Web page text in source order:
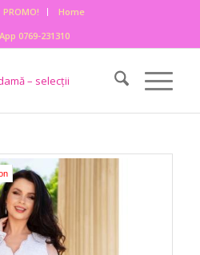
PROMO!
Home
0769-231310